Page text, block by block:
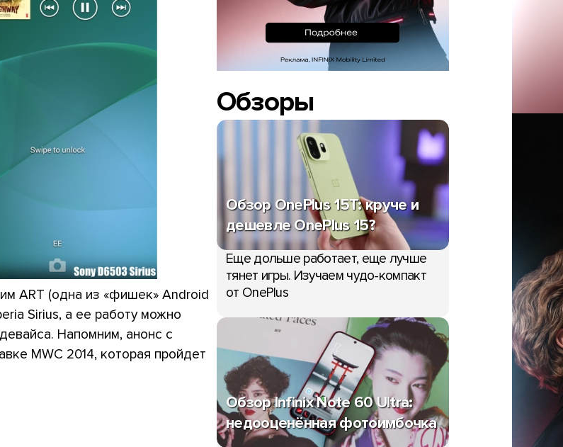
ART (одна из «фишек» Android
Sirius, а ее работу можно
Напомним, анонс с
MWC 2014, которая пройдет
Обзоры
Обзор OnePlus 15T: круче и
дешевле OnePlus 15?
Еще дольше работает, еще лучше
тянет игры. Изучаем чудо-компакт
от OnePlus
Обзор Infinix Note 60 Ultra:
недооценённая фотоимбочка